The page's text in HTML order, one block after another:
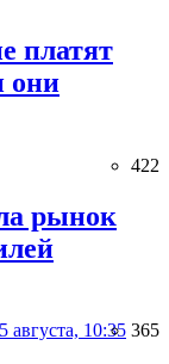
платят
они
422
рынок
августа, 10:35 365